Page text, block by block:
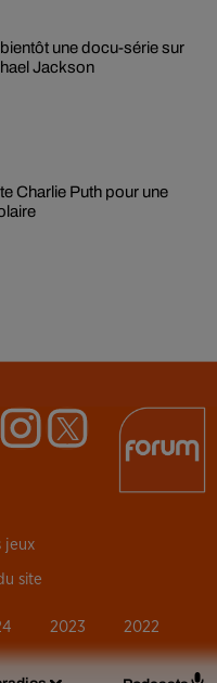
une docu-série sur
Jackson
Charlie Puth pour une
jeux
site
2023 2022